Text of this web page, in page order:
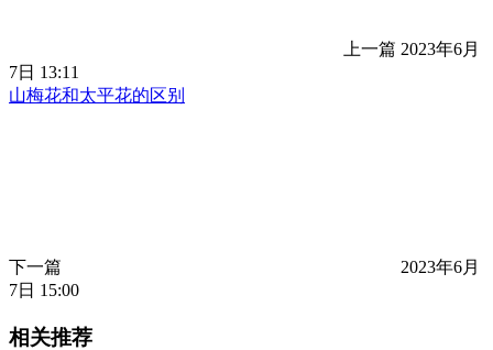
上一篇 2023年6月
7日 13:11
山梅花和太平花的区别
下一篇
2023年6月
7日 15:00
相关推荐